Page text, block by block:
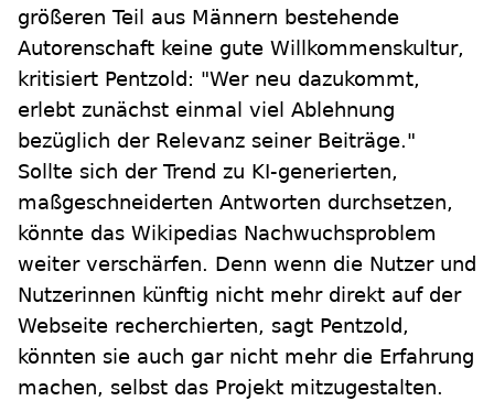
größeren Teil aus Männern bestehende
Autorenschaft keine gute Willkommenskultur,
kritisiert Pentzold: "Wer neu dazukommt,
erlebt zunächst einmal viel Ablehnung
bezüglich der Relevanz seiner Beiträge."
Sollte sich der Trend zu KI-generierten,
maßgeschneiderten Antworten durchsetzen,
könnte das Wikipedias Nachwuchsproblem
weiter verschärfen. Denn wenn die Nutzer und
Nutzerinnen künftig nicht mehr direkt auf der
Webseite recherchierten, sagt Pentzold,
könnten sie auch gar nicht mehr die Erfahrung
machen, selbst das Projekt mitzugestalten.